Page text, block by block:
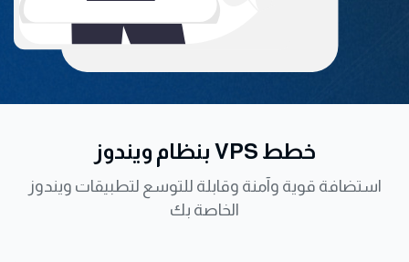
خطط VPS بنظام ويندوز
استضافة قوية وآمنة وقابلة للتوسع لتطبيقات ويندوز
الخاصة بك